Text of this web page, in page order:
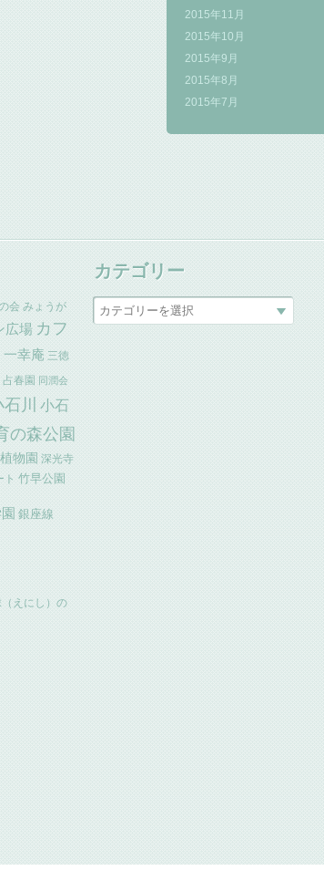
2015年11月
2015年10月
2015年9月
2015年8月
2015年7月
会 みょうが
広場 カフ
一幸庵 三徳
占春園 同潤会
川
小石
の森公園
植物園 深光寺
ト 竹早公園
銀座線
カテゴリー
えにし）の